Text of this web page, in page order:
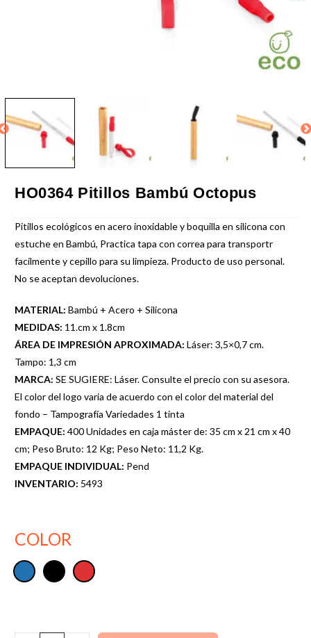
HO0364 Pitillos Bambú Octopus
Pitillos ecológicos en acero inoxidable y boquilla en silicona con
estuche en Bambú, Practica tapa con correa para transportr
facilmente y cepillo para su limpieza. Producto de uso personal.
No se aceptan devoluciones.
MATERIAL: Bambú + Acero + Silicona
MEDIDAS: 11.cm x 1.8cm
ÁREA DE IMPRESIÓN APROXIMADA: Láser: 3,5×0,7 cm.
Tampo: 1,3 cm
MARCA: SE SUGIERE: Láser. Consulte el precio con su asesora.
El color del logo varia de acuerdo con el color del material del
fondo – Tampografía Variedades 1 tinta
EMPAQUE: 400 Unidades en caja máster de: 35 cm x 21 cm x 40
cm; Peso Bruto: 12 Kg; Peso Neto: 11,2 Kg.
EMPAQUE INDIVIDUAL: Pend
INVENTARIO: 5493
COLOR